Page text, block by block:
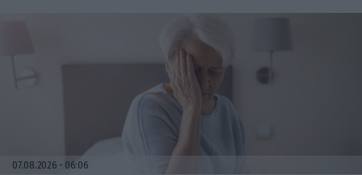
07.08.2026 06:06